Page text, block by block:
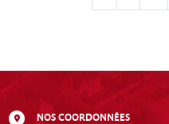
NOS COORDONNÉES